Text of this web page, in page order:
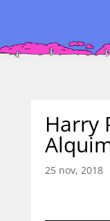
Harry
25 nov, 2018